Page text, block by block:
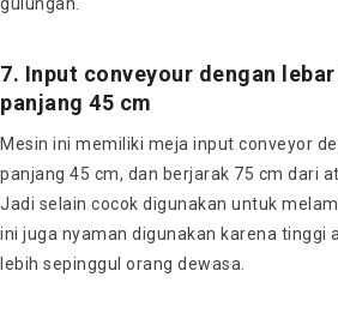
7. Input conveyour dengan
panjang 45 cm
Mesin ini memiliki meja input conveyor
panjang 45 cm, dan berjarak 75 cm dari
Jadi selain cocok digunakan untuk
ini juga nyaman digunakan karena tinggi
lebih sepinggul orang dewasa.